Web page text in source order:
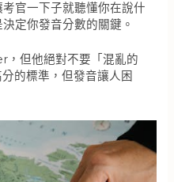
官一下子就聽懂你在說什
定你發音分數的關鍵。
但他絕對不要「混亂的
的標準，但發音讓人困